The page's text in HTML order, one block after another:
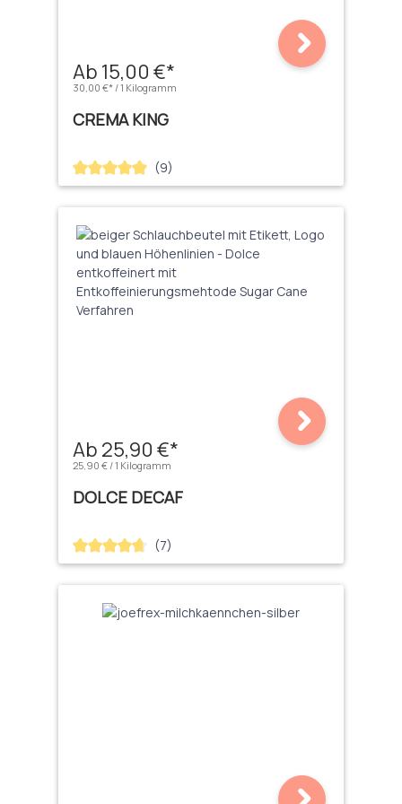
Ab 15,00 €*
30,00 €* / 1 Kilogramm
CREMA KING
Durchschnittliche Bewertung von 4.89 von 5 Sternen
(9)
Ab 25,90 €*
25,90 € / 1 Kilogramm
DOLCE DECAF
Durchschnittliche Bewertung von 4.71 von 5 Sternen
(7)